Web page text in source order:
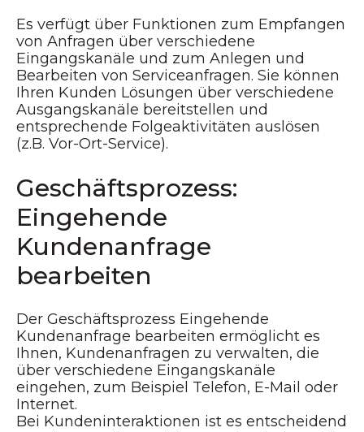
Es verfügt über Funktionen zum Empfangen
von Anfragen über verschiedene
Eingangskanäle und zum Anlegen und
Bearbeiten von Serviceanfragen. Sie können
Ihren Kunden Lösungen über verschiedene
Ausgangskanäle bereitstellen und
entsprechende Folgeaktivitäten auslösen
(z.B. Vor-Ort-Service).
Geschäftsprozess:
Eingehende
Kundenanfrage
bearbeiten
Der Geschäftsprozess Eingehende
Kundenanfrage bearbeiten ermöglicht es
Ihnen, Kundenanfragen zu verwalten, die
über verschiedene Eingangskanäle
eingehen, zum Beispiel Telefon, E-Mail oder
Internet.
Bei Kundeninteraktionen ist es entscheidend